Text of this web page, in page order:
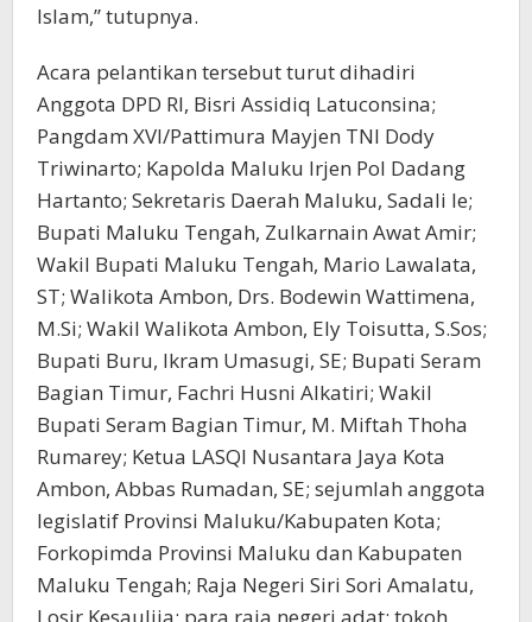
Islam,” tutupnya.
Acara pelantikan tersebut turut dihadiri
Anggota DPD RI, Bisri Assidiq Latuconsina;
Pangdam XVI/Pattimura Mayjen TNI Dody
Triwinarto; Kapolda Maluku Irjen Pol Dadang
Hartanto; Sekretaris Daerah Maluku, Sadali Ie;
Bupati Maluku Tengah, Zulkarnain Awat Amir;
Wakil Bupati Maluku Tengah, Mario Lawalata,
ST; Walikota Ambon, Drs. Bodewin Wattimena,
M.Si; Wakil Walikota Ambon, Ely Toisutta, S.Sos;
Bupati Buru, Ikram Umasugi, SE; Bupati Seram
Bagian Timur, Fachri Husni Alkatiri; Wakil
Bupati Seram Bagian Timur, M. Miftah Thoha
Rumarey; Ketua LASQI Nusantara Jaya Kota
Ambon, Abbas Rumadan, SE; sejumlah anggota
legislatif Provinsi Maluku/Kabupaten Kota;
Forkopimda Provinsi Maluku dan Kabupaten
Maluku Tengah; Raja Negeri Siri Sori Amalatu,